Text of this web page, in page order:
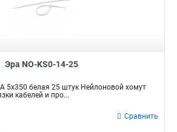
Эра NO-KS0-14-25
5х350 белая 25 штук Нейлоновой хомут
кабелей и про...
Сравнить